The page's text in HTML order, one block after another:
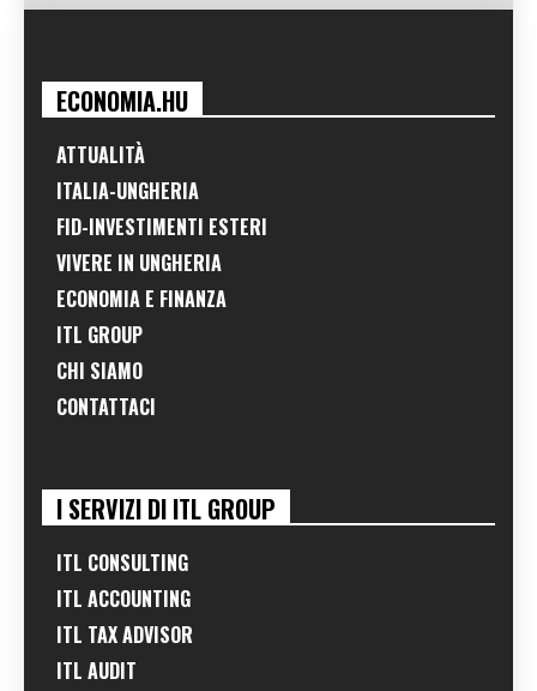
ECONOMIA.HU
ATTUALITÀ
ITALIA-UNGHERIA
FID-INVESTIMENTI ESTERI
VIVERE IN UNGHERIA
ECONOMIA E FINANZA
ITL GROUP
CHI SIAMO
CONTATTACI
I SERVIZI DI ITL GROUP
ITL CONSULTING
ITL ACCOUNTING
ITL TAX ADVISOR
ITL AUDIT